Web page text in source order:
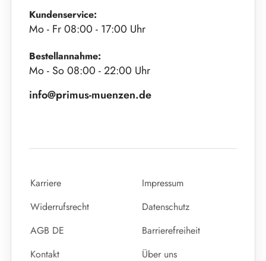
Kundenservice:
Mo - Fr 08:00 - 17:00 Uhr
Bestellannahme:
Mo - So 08:00 - 22:00 Uhr
info@primus-muenzen.de
Karriere
Impressum
Widerrufsrecht
Datenschutz
AGB DE
Barrierefreiheit
Kontakt
Über uns